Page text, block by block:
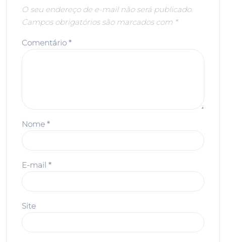
O seu endereço de e-mail não será publicado.
Campos obrigatórios são marcados com *
Comentário *
Nome *
E-mail *
Site